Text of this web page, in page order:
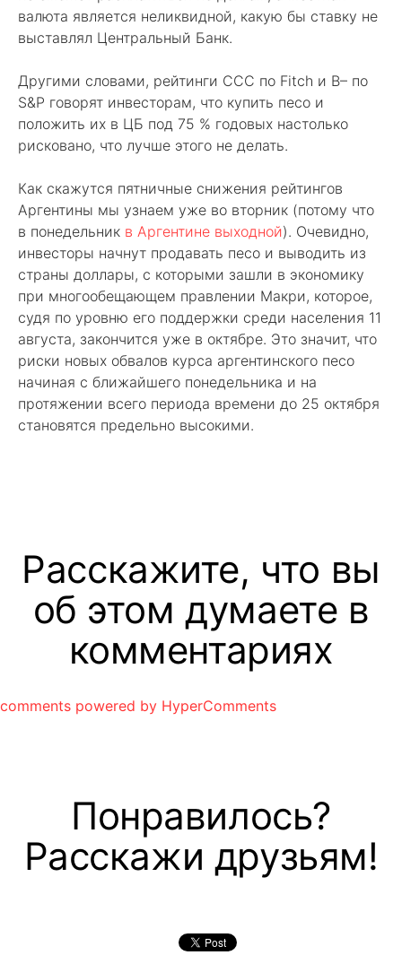
валюта является неликвидной, какую бы ставку не
выставлял Центральный Банк.
Другими словами, рейтинги ССС по Fitch и В– по
S&P говорят инвесторам, что купить песо и
положить их в ЦБ под 75 % годовых настолько
рисковано, что лучше этого не делать.
Как скажутся пятничные снижения рейтингов
Аргентины мы узнаем уже во вторник (потому что
в понедельник в Аргентине выходной). Очевидно,
инвесторы начнут продавать песо и выводить из
страны доллары, с которыми зашли в экономику
при многообещающем правлении Макри, которое,
судя по уровню его поддержки среди населения 11
августа, закончится уже в октябре. Это значит, что
риски новых обвалов курса аргентинского песо
начиная с ближайшего понедельника и на
протяжении всего периода времени до 25 октября
становятся предельно высокими.
Расскажите, что вы
об этом думаете в
комментариях
comments powered by HyperComments
Понравилось?
Расскажи друзьям!